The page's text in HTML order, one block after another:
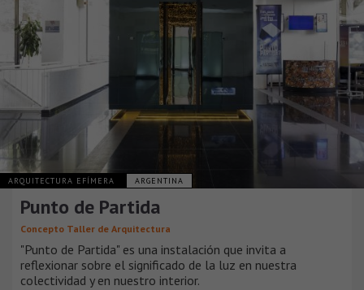
ARQUITECTURA EFÍMERA ARGENTINA
Punto de Partida
Concepto Taller de Arquitectura
"Punto de Partida" es una instalación que invita a
reflexionar sobre el significado de la luz en nuestra
colectividad y en nuestro interior.